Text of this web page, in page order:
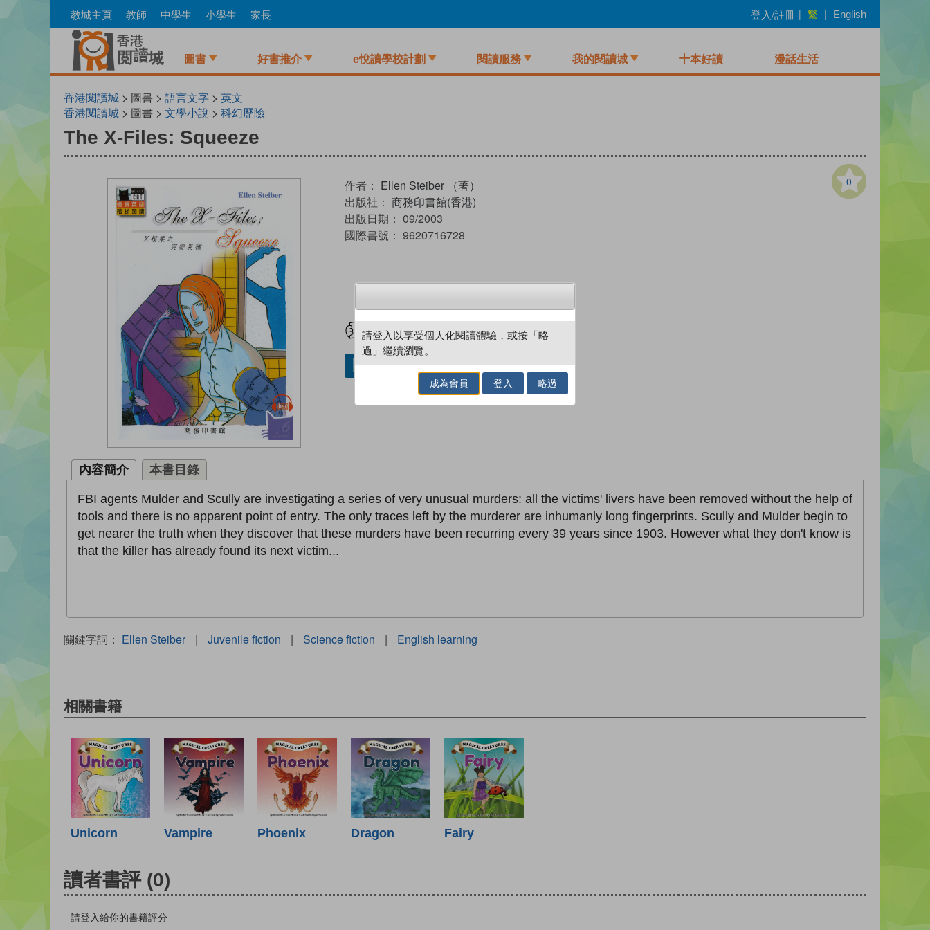
to
教城主頁 教師 中學生 小學生 家長 登入/註冊 | 繁 | English
圖書 好書推介 e悅讀學校計劃 閱讀服務 我的閱讀城 十本好讀 漫話生活
香港閱讀城 > 圖書 > 語言文字 > 英文
香港閱讀城 > 圖書 > 文學小說 > 科幻歷險
The X-Files: Squeeze
0
作者： Ellen Steiber （著）
出版社： 商務印書館(香港)
出版日期： 09/2003
國際書號： 9620716728
試閲 加入閱讀紀錄
借閱實體書
內容簡介 本書目錄
FBI agents Mulder and Scully are investigating a series of very unusual murders: all the victims' livers have been removed without the help of
tools and there is no apparent point of entry. The only traces left by the murderer are inhumanly long fingerprints. Scully and Mulder begin to
get nearer the truth when they discover that these murders have been recurring every 39 years since 1903. However what they don't know is
that the killer has already found its next victim...
關鍵字詞： Ellen Steiber | Juvenile fiction | Science fiction | English learning
相關書籍
Unicorn Vampire Phoenix Dragon Fairy
讀者書評 (0)
請登入給你的書籍評分
請登入以享受個人化閱讀體驗，或按「略
過」繼續瀏覽。
成為會員 登入 略過